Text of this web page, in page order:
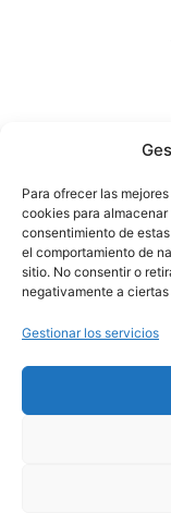
Para ofrecer las
cookies para
consentimiento de
el comportamiento de
sitio. No consentir o
negativamente a
Gestionar los servicios